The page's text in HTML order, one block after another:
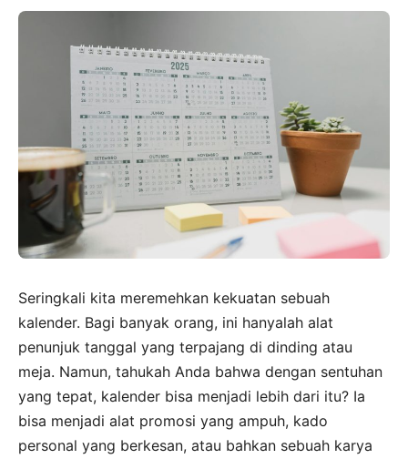
Seringkali kita meremehkan kekuatan sebuah
kalender. Bagi banyak orang, ini hanyalah alat
penunjuk tanggal yang terpajang di dinding atau
meja. Namun, tahukah Anda bahwa dengan sentuhan
yang tepat, kalender bisa menjadi lebih dari itu? Ia
bisa menjadi alat promosi yang ampuh, kado
personal yang berkesan, atau bahkan sebuah karya